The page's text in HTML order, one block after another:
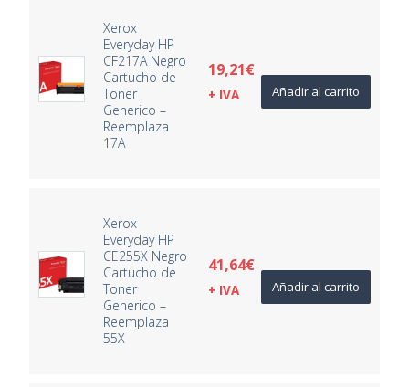
Xerox
Everyday HP
CF217A Negro
Cartucho de
Toner
Generico –
Reemplaza
17A
19,21€
+ IVA Añadir al carrito
Xerox
Everyday HP
CE255X Negro
Cartucho de
Toner
Generico –
Reemplaza
55X
41,64€
+ IVA Añadir al carrito